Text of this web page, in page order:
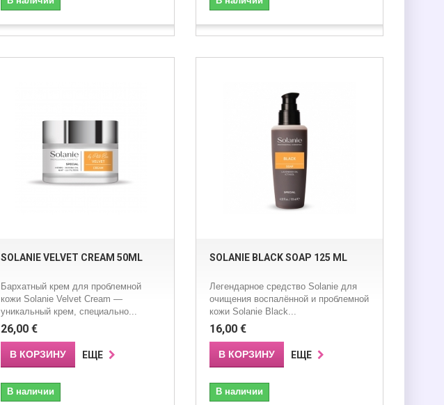
SOLANIE VELVET CREAM 50ML
Бархатный крем для проблемной
кожи Solanie Velvet Cream —
уникальный крем, специально...
26,00 €
В КОРЗИНУ ЕЩЕ
В наличии
SOLANIE BLACK SOAP 125 ML
Легендарное средство Solanie для
очищения воспалённой и проблемной
кожи Solanie Black...
16,00 €
В КОРЗИНУ ЕЩЕ
В наличии